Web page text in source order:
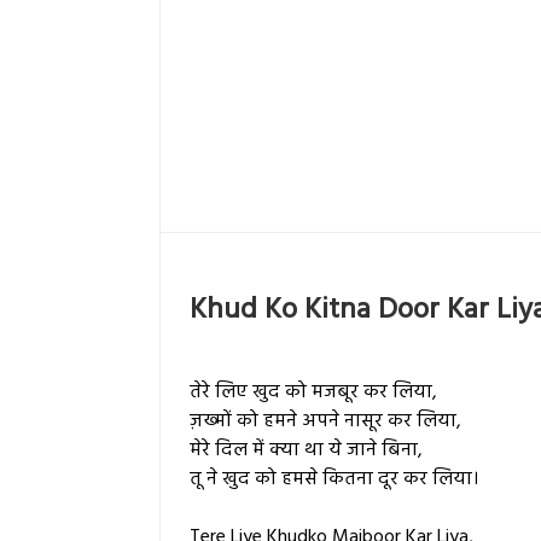
Khud Ko Kitna Door Kar
तेरे लिए खुद को मजबूर कर लिया,
ज़ख्मों को हमने अपने नासूर कर लिया,
मेरे दिल में क्या था ये जाने बिना,
तू ने खुद को हमसे कितना दूर कर लिया।